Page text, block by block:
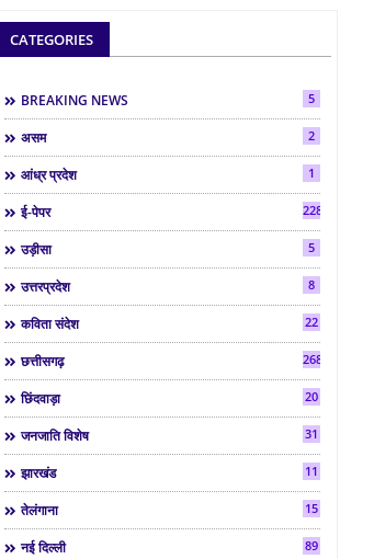
CATEGORIES
BREAKING NEWS 5
असम 2
आंध्र प्रदेश 1
ई-पेपर 2286
उड़ीसा 5
उत्तरप्रदेश 8
कविता संदेश 22
छत्तीसगढ़ 268
छिंदवाड़ा 20
जनजाति विशेष 31
झारखंड 11
तेलंगाना 15
नई दिल्ली 89